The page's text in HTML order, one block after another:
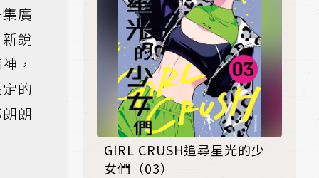
廣
銳
，
的
朗
GIRL CRUSH追尋星光的少
女們（03）